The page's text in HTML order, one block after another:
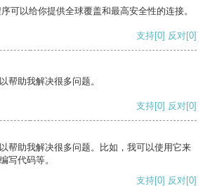
可以给你提供全球覆盖和最高安全性的连接。
支持[0] 反对[0]
帮助我解决很多问题。
支持[0] 反对[0]
帮助我解决很多问题。比如，我可以使用它来
写代码等。
支持[0] 反对[0]